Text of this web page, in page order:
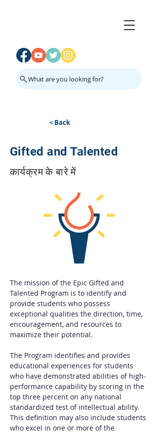
What are you looking for?
< Back
Gifted and Talented
कार्यक्रम के बारे में
The mission of the Epic Gifted and
Talented Program is to identify and
provide students who possess
exceptional qualities the direction, time,
encouragement, and resources to
maximize their potential.
The Program identifies and provides
educational experiences for students
who have demonstrated abilities of high-
performance capability by scoring in the
top three percent on any national
standardized test of intellectual ability.
This definition may also include students
who excel in one or more of the